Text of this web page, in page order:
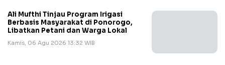
Ali Mufthi Tinjau Program Irigasi
Berbasis Masyarakat di Ponorogo,
Libatkan Petani dan Warga Lokal
Kamis, 06 Agu 2026 13:32 WIB